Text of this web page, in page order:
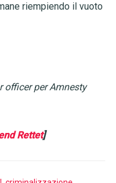
riempiendo il vuoto
officer per Amnesty
Rettet]